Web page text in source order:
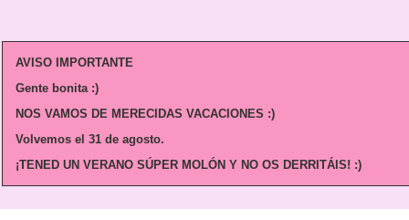
AVISO IMPORTANTE
Gente bonita :)
NOS VAMOS DE MERECIDAS VACACIONES :)
Volvemos el 31 de agosto.
¡TENED UN VERANO SÚPER MOLÓN Y NO OS DERRITÁIS! :)